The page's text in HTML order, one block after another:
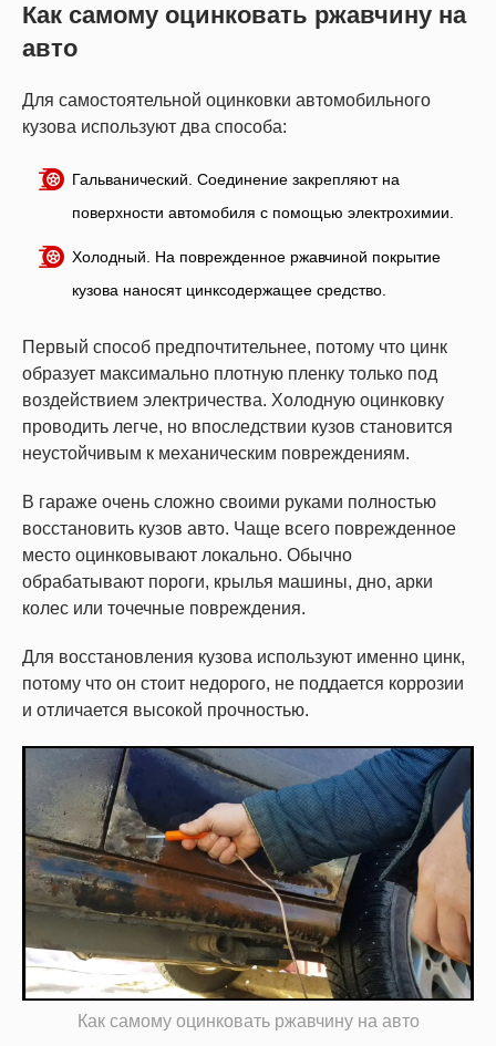
Как самому оцинковать ржавчину на
авто
Для самостоятельной оцинковки автомобильного
кузова используют два способа:
Гальванический. Соединение закрепляют на
поверхности автомобиля с помощью электрохимии.
Холодный. На поврежденное ржавчиной покрытие
кузова наносят цинксодержащее средство.
Первый способ предпочтительнее, потому что цинк
образует максимально плотную пленку только под
воздействием электричества. Холодную оцинковку
проводить легче, но впоследствии кузов становится
неустойчивым к механическим повреждениям.
В гараже очень сложно своими руками полностью
восстановить кузов авто. Чаще всего поврежденное
место оцинковывают локально. Обычно
обрабатывают пороги, крылья машины, дно, арки
колес или точечные повреждения.
Для восстановления кузова используют именно цинк,
потому что он стоит недорого, не поддается коррозии
и отличается высокой прочностью.
Как самому оцинковать ржавчину на авто